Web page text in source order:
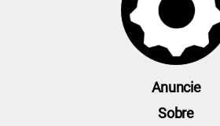
Anuncie
Sobre